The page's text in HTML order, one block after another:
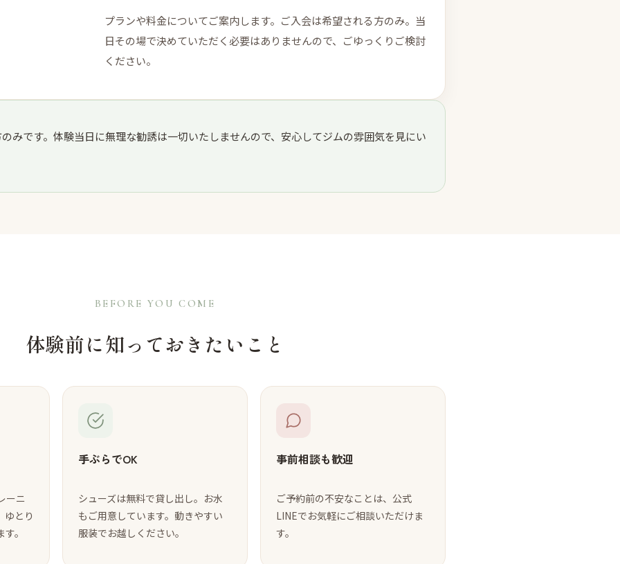
プランや料金についてご案内します。ご入会は希望される方のみ。当
日その場で決めていただく必要はありませんので、ごゆっくりご検討
ください。
みです。体験当日に無理な勧誘は一切いたしませんので、安心してジムの雰囲気を見にい
BEFORE YOU COME
体験前に知っておきたいこと
ーニ
ゆとり
。
手ぶらでOK
シューズは無料で貸し出し。お水
もご用意しています。動きやすい
服装でお越しください。
事前相談も歓迎
ご予約前の不安なことは、公式
LINEでお気軽にご相談いただけま
す。